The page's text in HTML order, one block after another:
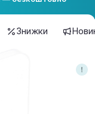
Знижки